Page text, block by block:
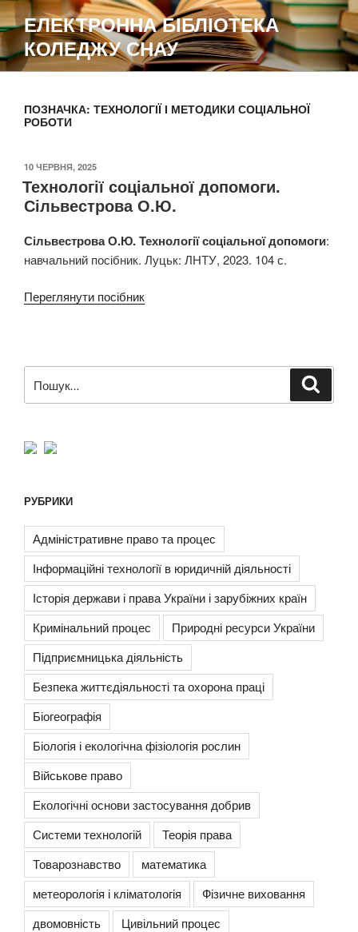
Перейти
до
вмісту
ЕЛЕКТРОННА БІБЛІОТЕКА
КОЛЕДЖУ СНАУ
ПОЗНАЧКА: ТЕХНОЛОГІЇ І МЕТОДИКИ СОЦІАЛЬНОЇ
РОБОТИ
ОПУБЛІКОВАНО
10 ЧЕРВНЯ, 2025
Технології соціальної допомоги.
Сільвестрова О.Ю.
Сільвестрова О.Ю. Технології соціальної допомоги:
навчальний посібник. Луцьк: ЛНТУ, 2023. 104 с.
Переглянути посібник
за
РУБРИКИ
Адміністративне право та процес
Інформаційні технології в юридичній діяльності
Історія держави і права України і зарубіжних країн
Кримінальний процес
Природні ресурси України
Підприємницька діяльність
Безпека життєдіяльності та охорона праці
Біогеографія
Біологія і екологічна фізіологія рослин
Військове право
Екологічні основи застосування добрив
Системи технологій
Теорія права
Товарознавство
математика
метеорологія і кліматологія
Фізичне виховання
двомовність
Цивільний процес